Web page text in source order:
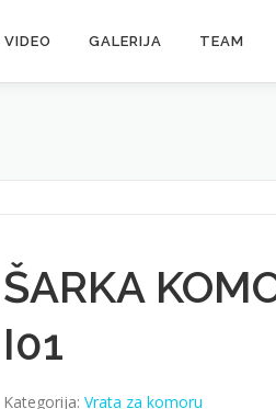
VIDEO GALERIJA TEAM
ŠARKA
I01
Kategorija:Vrata za komoru